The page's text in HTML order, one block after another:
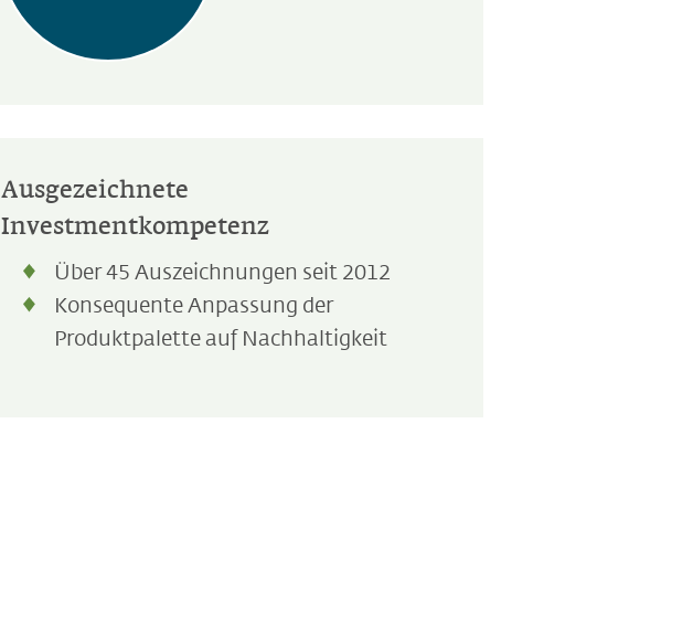
Ausgezeichnete
Investmentkompetenz
Über 45 Auszeichnungen seit 2012
Konsequente Anpassung der
Produktpalette auf Nachhaltigkeit